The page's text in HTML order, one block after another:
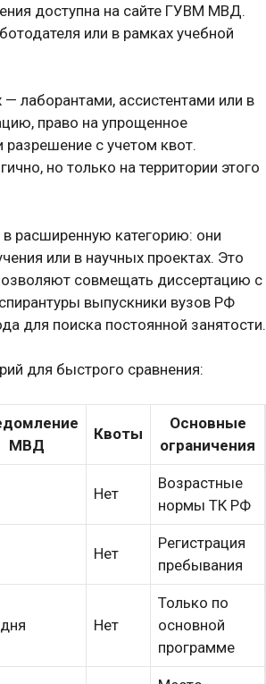
доступна на сайте ГУВМ МВД.
или в рамках учебной
лаборантами, ассистентами или в
право на упрощенное
разрешение с учетом квот.
но только на территории этого
в расширенную категорию: они
или в научных проектах. Это
совмещать диссертацию с
выпускники вузов РФ
для поиска постоянной занятости.
для быстрого сравнения:
МВД
Квоты
Основные
ограничения
Нет
Возрастные
нормы ТК РФ
Нет
Регистрация
пребывания
Нет
Только по
основной
программе